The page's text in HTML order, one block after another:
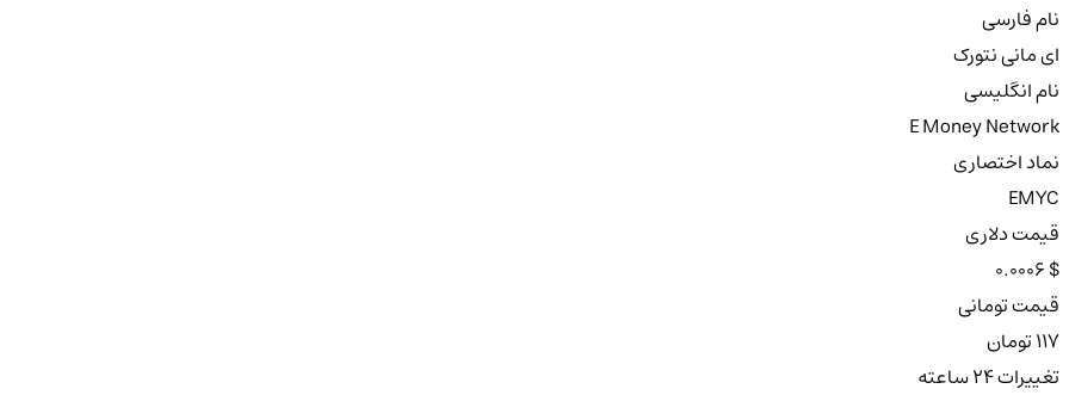
نام فارسی
ای مانی نتورک
نام انگلیسی
E Money Network
نماد اختصاری
EMYC
قیمت دلاری
0.0006 $
قیمت تومانی
117 تومان
تغییرات ۲۴ ساعته